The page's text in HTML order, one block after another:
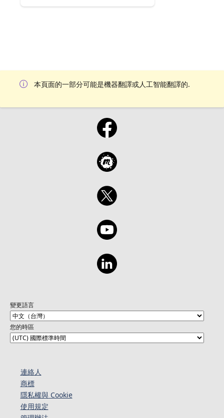
本頁面的一部分可能是機器翻譯或人工智能翻譯的.
變更語言
您的時區
連絡人​​
商標
隱私權與 Cookie
使用規定